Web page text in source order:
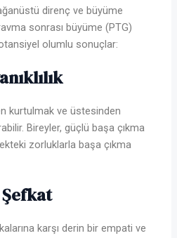
direnç ve büyüme
sonrası büyüme (PTG)
olumlu sonuçlar:
kurtulmak ve üstesinden
Bireyler, güçlü başa çıkma
zorluklarla başa çıkma
karşı derin bir empati ve